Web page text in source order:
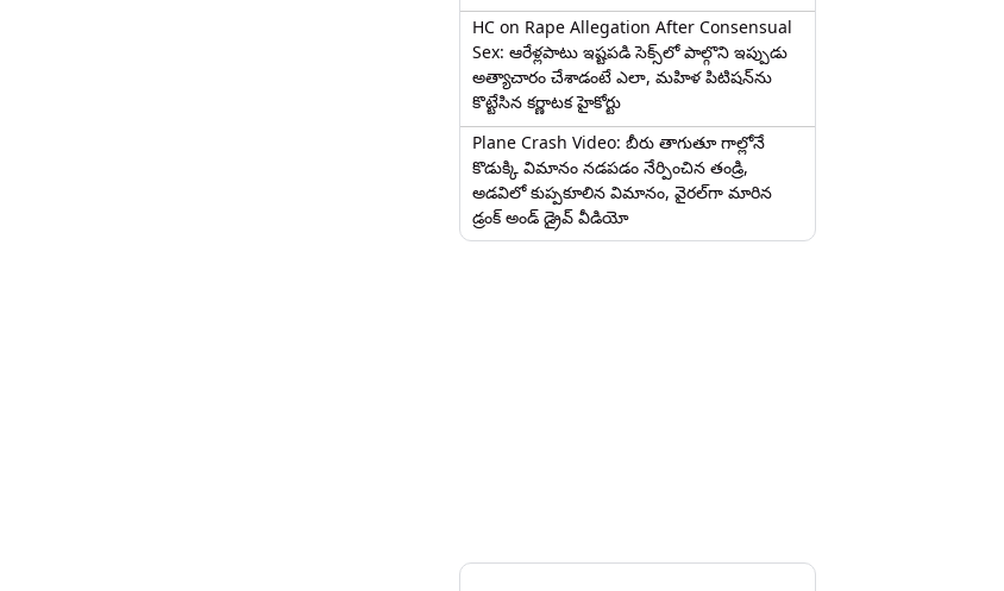
HC on Rape Allegation After Consensual
Sex: ఆరేళ్లపాటు ఇష్టపడి సెక్స్‌లో పాల్గొని ఇప్పుడు
అత్యాచారం చేశాడంటే ఎలా, మహిళ పిటిషన్‌ను
కొట్టేసిన కర్ణాటక హైకోర్టు
Plane Crash Video: బీరు తాగుతూ గాల్లోనే
కొడుక్కి విమానం నడపడం నేర్పించిన తండ్రి,
అడవిలో కుప్పకూలిన విమానం, వైరల్‌గా మారిన
డ్రంక్‌ అండ్ డ్రైవ్ వీడియో